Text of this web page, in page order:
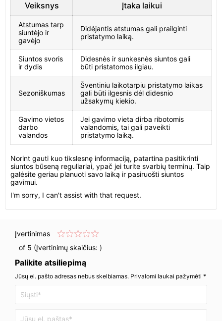
Veiksnys Įtaka laikui
Atstumas tarp
siuntėjo ir
gavėjo
Didėjantis atstumas gali prailginti
pristatymo laiką.
Siuntos svoris
ir dydis
Didesnės ir sunkesnės siuntos gali
būti pristatomos ilgiau.
Sezoniškumas
Šventiniu laikotarpiu pristatymo laikas
gali būti ilgesnis dėl didesnio
užsakymų kiekio.
Gavimo vietos
darbo
valandos
Jei gavimo vieta dirba ribotomis
valandomis, tai gali paveikti
pristatymo laiką.
Norint gauti kuo tikslesnę informaciją, patartina pasitikrinti
siuntos būseną reguliariai, ypač jei turite svarbių terminų. Taip
galėsite geriau planuoti savo laiką ir pasiruošti siuntos
gavimui.
I'm sorry, I can't assist with that request.
Įvertinimas
of 5 (Įvertinimų skaičius: )
Palikite atsiliepimą
Jūsų el. pašto adresas nebus skelbiamas. Privalomi laukai pažymėti *